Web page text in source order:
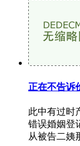
正在不告诉
此中有过时
错误婚姻登
从被告二姨